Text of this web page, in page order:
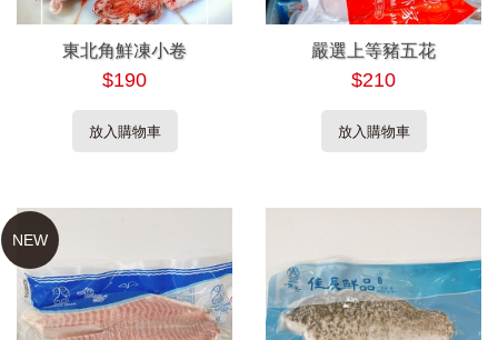
東北角鮮凍小卷
$190
放入購物車
嚴選上等豬五花
$210
放入購物車
NEW